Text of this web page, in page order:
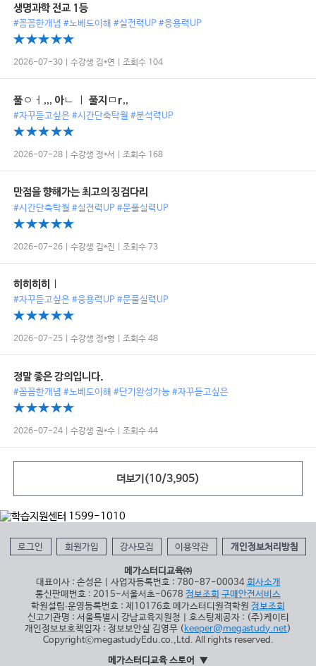
생명과학 전교 1등
#꼼꼼한개념 #노베도이해 #실전력UP #응용력UP
2026-07-30 | 수강생 김*연 | 조회수 104
풀ㅇㅓ,,, 아ㄴ ㅣ 풀지ㅁr,,
#자꾸듣고싶은 #시간단축탁월 #분석력UP
2026-07-28 | 수강생 정*서 | 조회수 168
만점을 향해가는 최고의 징검다리
#시간단축탁월 #실전력UP #문풀실력UP
2026-07-26 | 수강생 김*진 | 조회수 73
히히히히ㅣ
#자꾸듣고싶은 #응용력UP #문풀실력UP
2026-07-25 | 수강생 정*형 | 조회수 48
정말 좋은 강의입니다.
#꼼꼼한개념 #노베도이해 #단기완성가능 #자꾸듣고싶은
2026-07-24 | 수강생 권*수 | 조회수 44
더보기(10/3,905)
로그인 회원가입 강사모집 이용약관 개인정보처리방침
메가스터디교육㈜
대표이사 : 손성은 | 사업자등록번호 : 780-87-00034 회사소개
통신판매번호 : 2015-서울서초-0678 정보조회 구매안전서비스
학원설립∙운영등록번호 : 제10176호 메가스터디원격학원 정보조회
신고기관명 : 서울특별시 강남교육지원청 | 호스팅제공자 : (주)케이티
개인정보보호책임자 : 정보보안실 김영무 ( keeper@megastudy.net)
CopyrightⓒmegastudyEdu.co.,Ltd. All rights reserved.
메가스터디교육 스토어